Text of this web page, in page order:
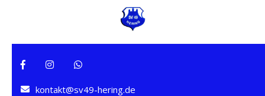
kontakt@sv49-hering.de